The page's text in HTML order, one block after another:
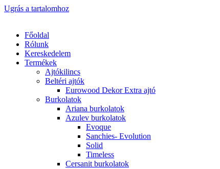
Ugrás a tartalomhoz
Főoldal
Rólunk
Kereskedelem
Termékek
Ajtókilincs
Beltéri ajtók
Eurowood Dekor Extra ajtó
Burkolatok
Ariana burkolatok
Azulev burkolatok
Evoque
Sanchies- Evolution
Solid
Timeless
Cersanit burkolatok